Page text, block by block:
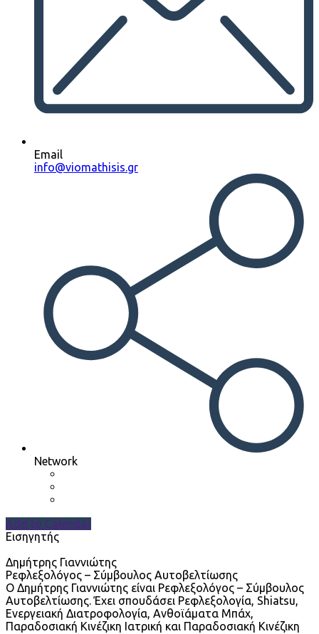
Email
info@viomathisis.gr
Network
Add to Calendar
Εισηγητής
Δημήτρης Γιαννιώτης
Ρεφλεξολόγος – Σύμβουλος Αυτοβελτίωσης
Ο Δημήτρης Γιαννιώτης είναι Ρεφλεξολόγος – Σύμβουλος
Αυτοβελτίωσης. Έχει σπουδάσει Ρεφλεξολογία, Shiatsu,
Ενεργειακή Διατροφολογία, Ανθοϊάματα Μπάχ,
Παραδοσιακή Κινέζικη Ιατρική και Παραδοσιακή Κινέζικη